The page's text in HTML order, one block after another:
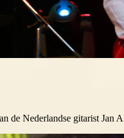
de Nederlandse gitarist Jan